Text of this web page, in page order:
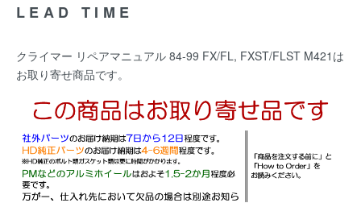
LEAD TIME
クライマー リペアマニュアル 84-99 FX/FL, FXST/FLST M421は
お取り寄せ商品です。